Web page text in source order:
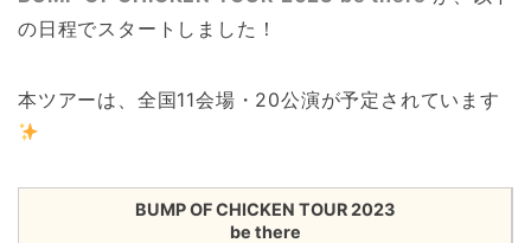
の日程でスタートしました！
本ツアーは、全国11会場・20公演が予定されています
BUMP OF CHICKEN TOUR 2023
be there